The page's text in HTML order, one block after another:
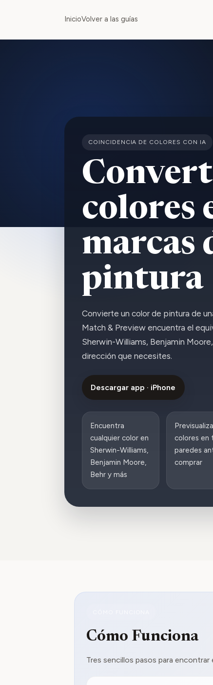
InicioVolver a las guías
COINCIDENCIA DE COLORES CON IA
colores
marcas
pintura
Convierte un color de pintura de
Match & Preview encuentra el
Sherwin-Williams, Benjamin
dirección que necesites.
Descargar app · iPhone
Encuentra
cualquier color en
Sherwin-Williams,
Benjamin Moore,
Behr y más
Previsualiza
colores en
paredes
comprar
Cómo Funciona
Tres sencillos pasos para